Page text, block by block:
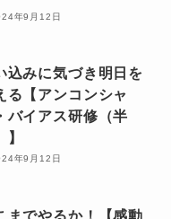
年9月12日
込みに気づき明日を
る【アンコンシャ
バイアス研修（半
】
年9月12日
までやるか！【感動